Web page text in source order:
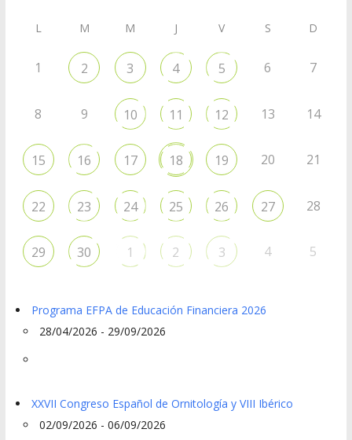
L M M J V S D
1 2 3 4 5 6 7
8 9 10 11 12 13 14
15 16 17 18 19 20 21
22 23 24 25 26 27 28
29 30 1 2 3 4 5
Programa EFPA de Educación Financiera 2026
28/04/2026 - 29/09/2026
XXVII Congreso Español de Ornitología y VIII Ibérico
02/09/2026 - 06/09/2026